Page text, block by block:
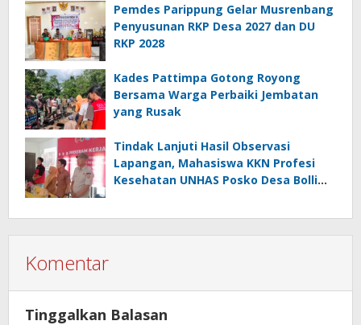
Pemdes Parippung Gelar Musrenbang
Penyusunan RKP Desa 2027 dan DU
RKP 2028
Kades Pattimpa Gotong Royong
Bersama Warga Perbaiki Jembatan
yang Rusak
Tindak Lanjuti Hasil Observasi
Lapangan, Mahasiswa KKN Profesi
Kesehatan UNHAS Posko Desa Bolli
Komentar
Tinggalkan Balasan